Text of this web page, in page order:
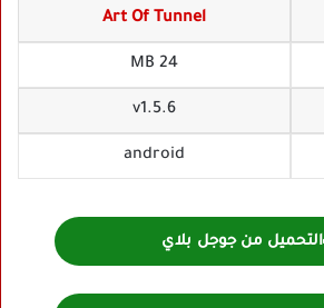
Art Of Tunnel
24 MB
v1.5.6
android
التحميل من جوجل بلاي